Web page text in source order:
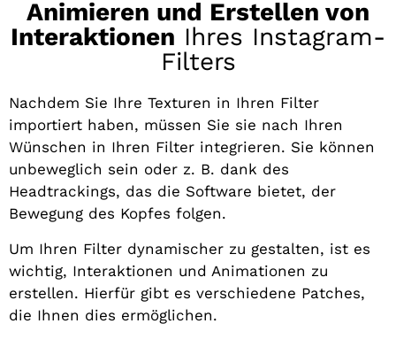
Animieren und Erstellen von
Interaktionen Ihres Instagram-
Filters
Nachdem Sie Ihre Texturen in Ihren Filter
importiert haben, müssen Sie sie nach Ihren
Wünschen in Ihren Filter integrieren. Sie können
unbeweglich sein oder z. B. dank des
Headtrackings, das die Software bietet, der
Bewegung des Kopfes folgen.
Um Ihren Filter dynamischer zu gestalten, ist es
wichtig, Interaktionen und Animationen zu
erstellen. Hierfür gibt es verschiedene Patches,
die Ihnen dies ermöglichen.